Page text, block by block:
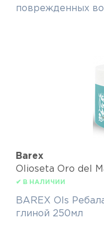
поврежденных
Barex
Olioseta Oro del
✔ В НАЛИЧИИ
BAREX Ols
глиной 250мл